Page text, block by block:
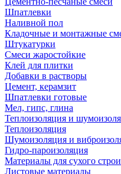
Шпатлевки
Наливной пол
Кладочные и монтажные
Штукатурки
Смеси жаростойкие
Клей для плитки
Добавки в растворы
Цемент, керамзит
Шпатлевки готовые
Мел, гипс, глина
Теплоизоляция и
Теплоизоляция
Шумоизоляция и
Гидро-пароизоляция
Материалы для сухого
Листовые материалы